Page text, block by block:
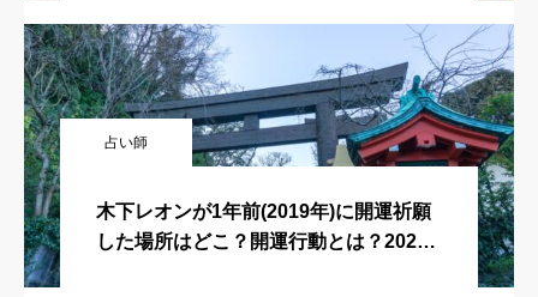
占い師
木下レオンが1年前(2019年)に開運祈願
した場所はどこ？開運行動とは？2020